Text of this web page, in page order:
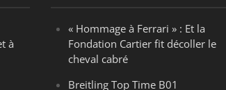
à
« Hommage à Ferrari » : Et la
Fondation Cartier fit décoller le
cheval cabré
Breitling Top Time B01